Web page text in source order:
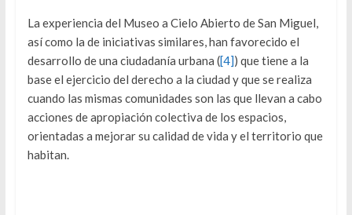
La experiencia del Museo a Cielo Abierto de San Miguel,
así como la de iniciativas similares, han favorecido el
desarrollo de una ciudadanía urbana ([4]) que tiene a la
base el ejercicio del derecho a la ciudad y que se realiza
cuando las mismas comunidades son las que llevan a cabo
acciones de apropiación colectiva de los espacios,
orientadas a mejorar su calidad de vida y el territorio que
habitan.